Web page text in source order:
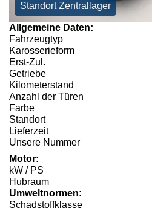
Standort Zentrallager
Allgemeine Daten:
Fahrzeugtyp
Karosserieform
Erst-Zul.
Getriebe
Kilometerstand
Anzahl der Türen
Farbe
Standort
Lieferzeit
Unsere Nummer
Motor:
kW / PS
Hubraum
Umweltnormen:
Schadstoffklasse